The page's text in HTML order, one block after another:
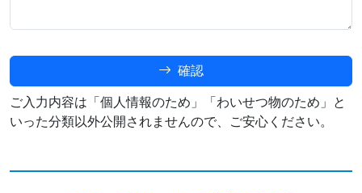
確認
ご入力内容は「個人情報のため」「わいせつ物のため」と
いった分類以外公開されませんので、ご安心ください。